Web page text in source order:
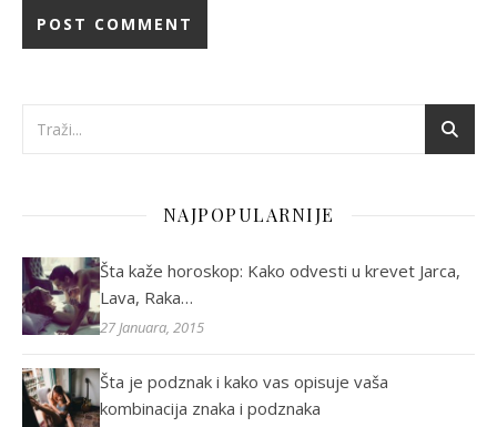
NAJPOPULARNIJE
Šta kaže horoskop: Kako odvesti u krevet Jarca,
Lava, Raka…
27 Januara, 2015
Šta je podznak i kako vas opisuje vaša
kombinacija znaka i podznaka